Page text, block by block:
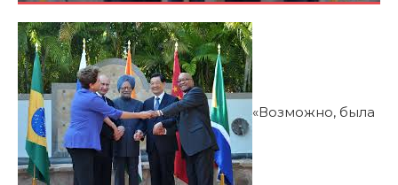
«Возможно, была